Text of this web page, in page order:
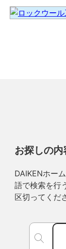
お探しの内
DAIKENホー
語で検索を行
区切ってくだ